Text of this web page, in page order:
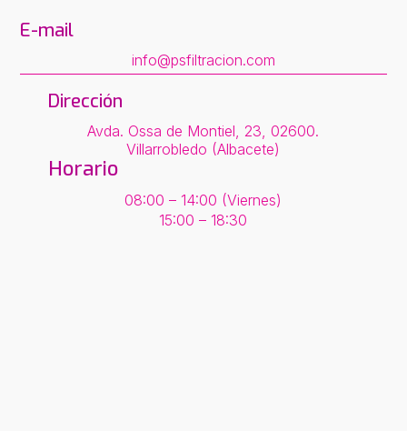
E-mail
info@psfiltracion.com
Dirección
Avda. Ossa de Montiel, 23, 02600.
Villarrobledo (Albacete)
Horario
08:00 – 14:00 (Viernes)
15:00 – 18:30